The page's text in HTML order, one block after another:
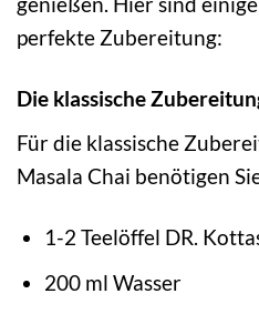
perfekte Zubereitung:
Die klassische
Für die klassische
Masala Chai benötigen
1-2 Teelöffel DR.
200 ml Wasser